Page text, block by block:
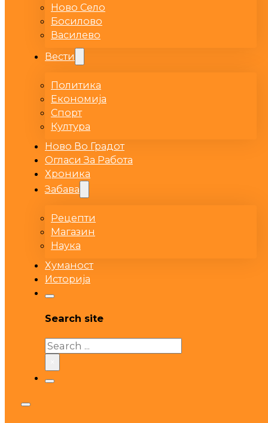
Ново Село
Босилово
Василево
Вести
Политика
Економија
Спорт
Култура
Ново Во Градот
Огласи За Работа
Хроника
Забава
Рецепти
Магазин
Наука
Хуманост
Историја
Search site
Search